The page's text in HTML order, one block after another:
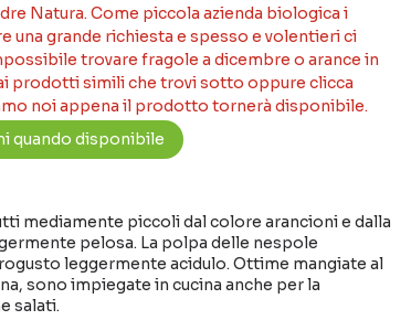
Natura. Come piccola azienda biologica i
una grande richiesta e spesso e volentieri ci
trovare fragole a dicembre o arance in
prodotti simili che trovi sotto oppure clicca
noi appena il prodotto tornerà disponibile.
mediamente piccoli dal colore arancioni e dalla
pelosa. La polpa delle nespole
leggermente acidulo. Ottime mangiate al
sono impiegate in cucina anche per la
salati.